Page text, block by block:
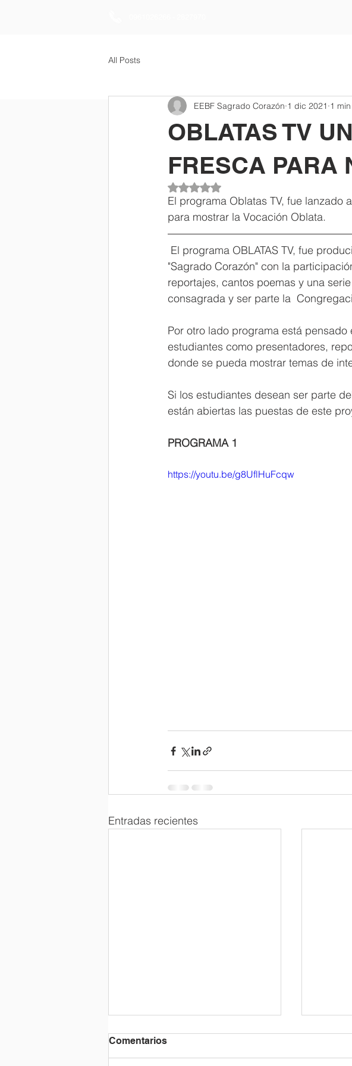
All Posts
OBLATAS TV
FRESCA PARA
EEBF Sagrado Corazón 1 dic 2021 1
Obtuvo NaN de 5 estrellas.
El programa Oblatas TV, fue
para mostrar la Vocación Oblata.
"Sagrado Corazón" con la
reportajes, cantos poemas y una
consagrada y ser parte la
Por otro lado programa está
estudiantes como presentadores,
donde se pueda mostrar temas de
Si los estudiantes desean ser parte
están abiertas las puestas de este
PROGRAMA 1
https://youtu.be/g8UflHuFcqw
Entradas recientes
Comentarios